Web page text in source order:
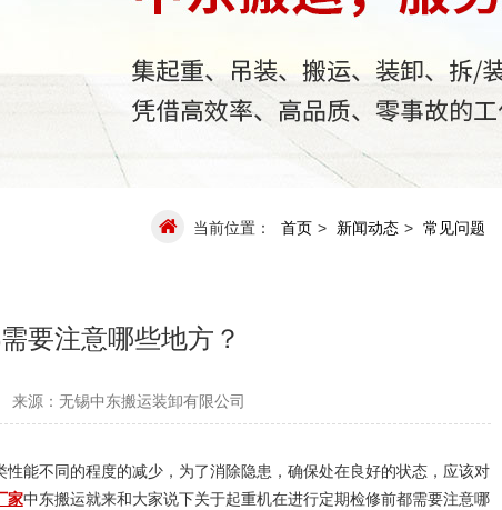
当前位置： 首页 > 新闻动态 > 常见问题
要注意哪些地方？
来源：无锡中东搬运装卸有限公司
能不同的程度的减少，为了消除隐患，确保处在良好的状态，应该对
家中东搬运就来和大家说下关于起重机在进行定期检修前都需要注意哪